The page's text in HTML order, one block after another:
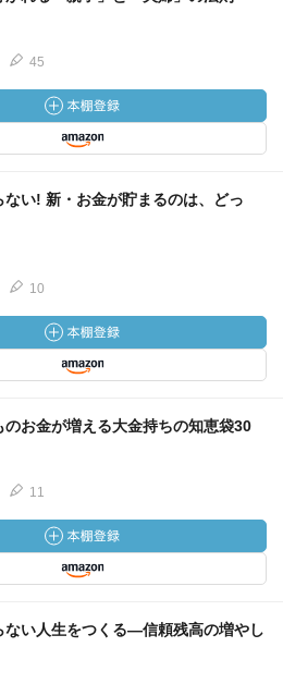
45
ない! 新・お金が貯まるのは、どっ
10
のお金が増える大金持ちの知恵袋30
11
ない人生をつくる―信頼残高の増やし